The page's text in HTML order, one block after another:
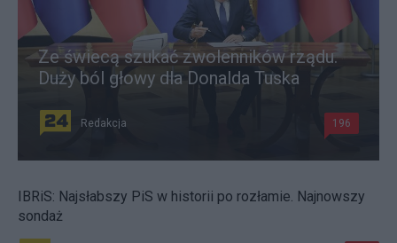
Ze świecą szukać zwolenników rządu.
Duży ból głowy dla Donalda Tuska
Redakcja 196
IBRiS: Najsłabszy PiS w historii po rozłamie. Najnowszy
sondaż